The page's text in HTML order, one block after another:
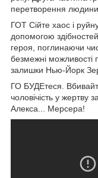
перетворення
ГОТ Сійте хаос і
допомогою
героя, поглинаючи
безмежні
залишки Нью-Йорк
ГО БУДЕтеся.
чоловічість у жертву
Алекса... Мерсера!